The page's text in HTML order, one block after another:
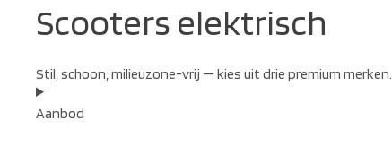
Scooters elektrisch
Stil, schoon, milieuzone-vrij — kies uit drie premium merken.
Aanbod